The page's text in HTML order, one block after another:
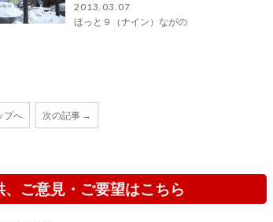
2013.03.07
ほっと９（ナイン）ながの
プへ 次の記事 →
ご意見・ご要望はこちら